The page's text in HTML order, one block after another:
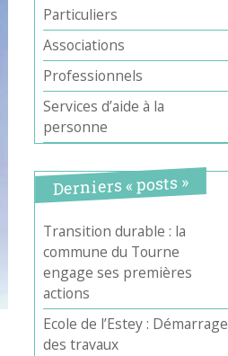
Particuliers
Associations
Professionnels
Services d’aide à la
personne
Derniers « posts »
Transition durable : la
commune du Tourne
engage ses premières
actions
Ecole de l’Estey : Démarrage
des travaux